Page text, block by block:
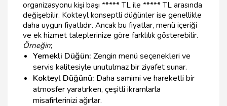
organizasyonu kişi başı ***** TL ile ***** TL arasında
değişebilir. Kokteyl konseptli düğünler ise genellikle
daha uygun fiyatlıdır. Ancak bu fiyatlar, menü içeriği
ve ek hizmet taleplerinize göre farklılık gösterebilir.
Örneğin;
Yemekli Düğün: Zengin menü seçenekleri ve
servis kalitesiyle unutulmaz bir ziyafet sunar.
Kokteyl Düğünü: Daha samimi ve hareketli bir
atmosfer yaratırken, çeşitli ikramlarla
misafirlerinizi ağırlar.